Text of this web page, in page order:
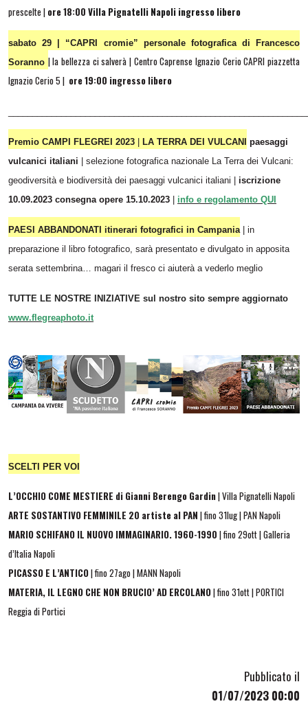
prescelte | ore 18:00 Villa Pignatelli Napoli ingresso libero
sabato 29 | “CAPRI cromie” personale fotografica di Francesco
Soranno | la bellezza ci salverà | Centro Caprense Ignazio Cerio CAPRI piazzetta
Ignazio Cerio 5 | ore 19:00 ingresso libero
Premio CAMPI FLEGREI 2023 LA TERRA DEI VULCANI
paesaggi
vulcanici italiani | selezione fotografica nazionale La Terra dei Vulcani:
geodiversità e biodiversità dei paesaggi vulcanici italiani | iscrizione
10.09.2023 consegna opere 15.10.2023
info e regolamento QUI
PAESI ABBANDONATI itinerari fotografici in Campania
| in
preparazione il libro fotografico, sarà presentato e divulgato in apposita
serata settembrina… magari il fresco ci aiuterà a vederlo meglio
TUTTE LE NOSTRE INIZIATIVE sul nostro sito sempre aggiornato
www.flegreaphoto.it
SCELTI PER VOI
L’OCCHIO COME MESTIERE di Gianni Berengo Gardin| Villa Pignatelli Napoli
ARTE SOSTANTIVO FEMMINILE 20 artiste al PAN | fino 31lug | PAN Napoli
MARIO SCHIFANO IL NUOVO IMMAGINARIO. 1960-1990 | fino 29ott | Galleria
d’Italia Napoli
PICASSO E L’ANTICO| fino 27ago | MANN Napoli
MATERIA, IL LEGNO CHE NON BRUCIO’ AD ERCOLANO| fino 31ott | PORTICI
Reggia di Portici
Pubblicato il
01/07/2023 00:00